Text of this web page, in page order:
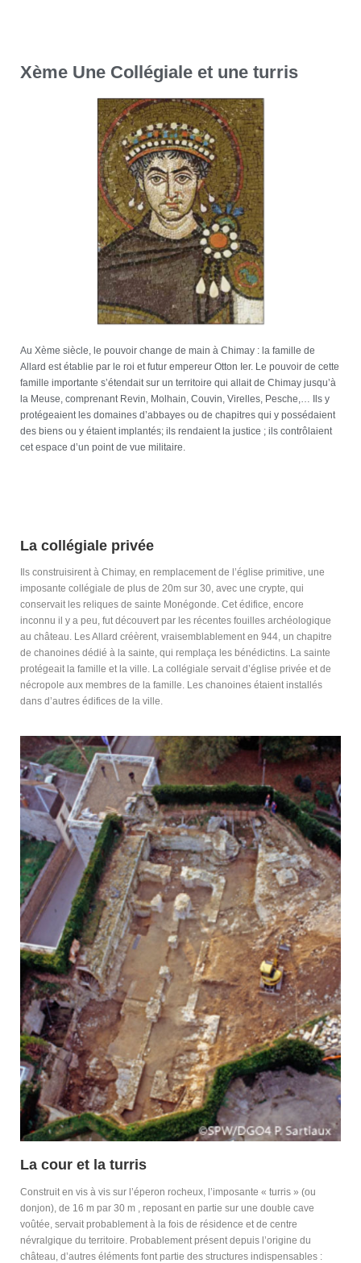
Xème Une Collégiale et une turris
Au Xème siècle, le pouvoir change de main à Chimay : la famille de
Allard est établie par le roi et futur empereur Otton Ier. Le pouvoir de cette
famille importante s’étendait sur un territoire qui allait de Chimay jusqu’à
la Meuse, comprenant Revin, Molhain, Couvin, Virelles, Pesche,… Ils y
protégeaient les domaines d’abbayes ou de chapitres qui y possédaient
des biens ou y étaient implantés; ils rendaient la justice ; ils contrôlaient
cet espace d’un point de vue militaire.
La collégiale privée
Ils construisirent à Chimay, en remplacement de l’église primitive, une
imposante collégiale de plus de 20m sur 30, avec une crypte, qui
conservait les reliques de sainte Monégonde. Cet édifice, encore
inconnu il y a peu, fut découvert par les récentes fouilles archéologique
au château. Les Allard créèrent, vraisemblablement en 944, un chapitre
de chanoines dédié à la sainte, qui remplaça les bénédictins. La sainte
protégeait la famille et la ville. La collégiale servait d’église privée et de
nécropole aux membres de la famille. Les chanoines étaient installés
dans d’autres édifices de la ville.
La cour et la turris
Construit en vis à vis sur l’éperon rocheux, l’imposante « turris » (ou
donjon), de 16 m par 30 m , reposant en partie sur une double cave
voûtée, servait probablement à la fois de résidence et de centre
névralgique du territoire. Probablement présent depuis l’origine du
château, d’autres éléments font partie des structures indispensables :